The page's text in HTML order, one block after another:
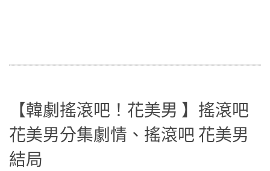
【韓劇搖滾吧！花美男 】搖滾吧
花美男分集劇情、搖滾吧 花美男
結局